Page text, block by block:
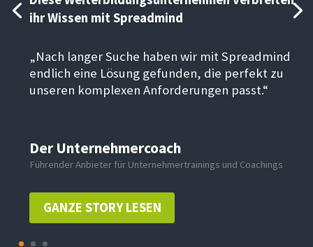
ihr Wissen mit Spreadmind
„Nach langer Suche haben wir mit Spreadmind
endlich eine Lösung gefunden, die perfekt zu
unseren komplexen Anforderungen passt.“
Der Unternehmercoach
Führender Anbieter für Unternehmertrainings und Coachings
GANZE STORY LESEN